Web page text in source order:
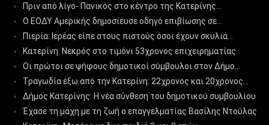
Πριν από λίγο- Πανικός στο κέντρο της Κατερίνης…
Ο ΕΟΔΥ Αμερικής δημοσίευσε οδηγό επιβίωσης σε…
Πιερία: Ιερέας είπε στους πιστούς όσοι έχουν σκυλιά…
Κατερίνη: Νεκρός στο τιμόνι 53χρονος επιχειρηματίας
Οι πρώτοι σε ψήφους δημοτικοί σύμβουλοι στον Δήμο…
Τραγωδία έξω από την Κατερίνη: 22χρονος και 20χρονος…
Δήμος Κατερίνης: Η νέα σύνθεση του δημοτικού συμβουλίου
Έχασε τη μάχη με τη ζωή ο επαγγελματίας Βασίλης Ντούλας